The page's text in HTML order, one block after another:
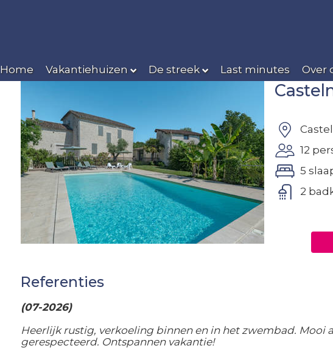
Home Vakantiehuizen De streek Last minutes Over
12
5
2
Referenties
(07-2026)
Heerlijk rustig, verkoeling binnen en in het zwembad.
gerespecteerd. Ontspannen vakantie!